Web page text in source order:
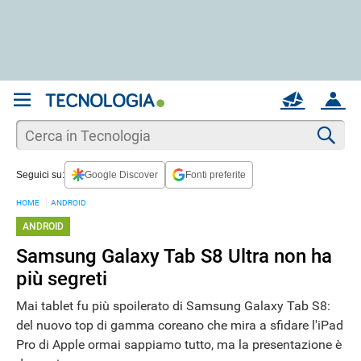
ACCOUNT
MAIL
Seguici su: Google Discover Fonti preferite
HOME ANDROID
ANDROID
Samsung Galaxy Tab S8 Ultra non ha
più segreti
Mai tablet fu più spoilerato di Samsung Galaxy Tab S8:
del nuovo top di gamma coreano che mira a sfidare l'iPad
Pro di Apple ormai sappiamo tutto, ma la presentazione è